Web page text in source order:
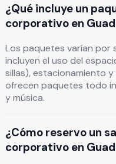
¿Qué incluye un
corporativo en
Los paquetes varían por
incluyen el uso del
sillas), estacionamiento
ofrecen paquetes todo
y música.
¿Cómo reservo un
corporativo en